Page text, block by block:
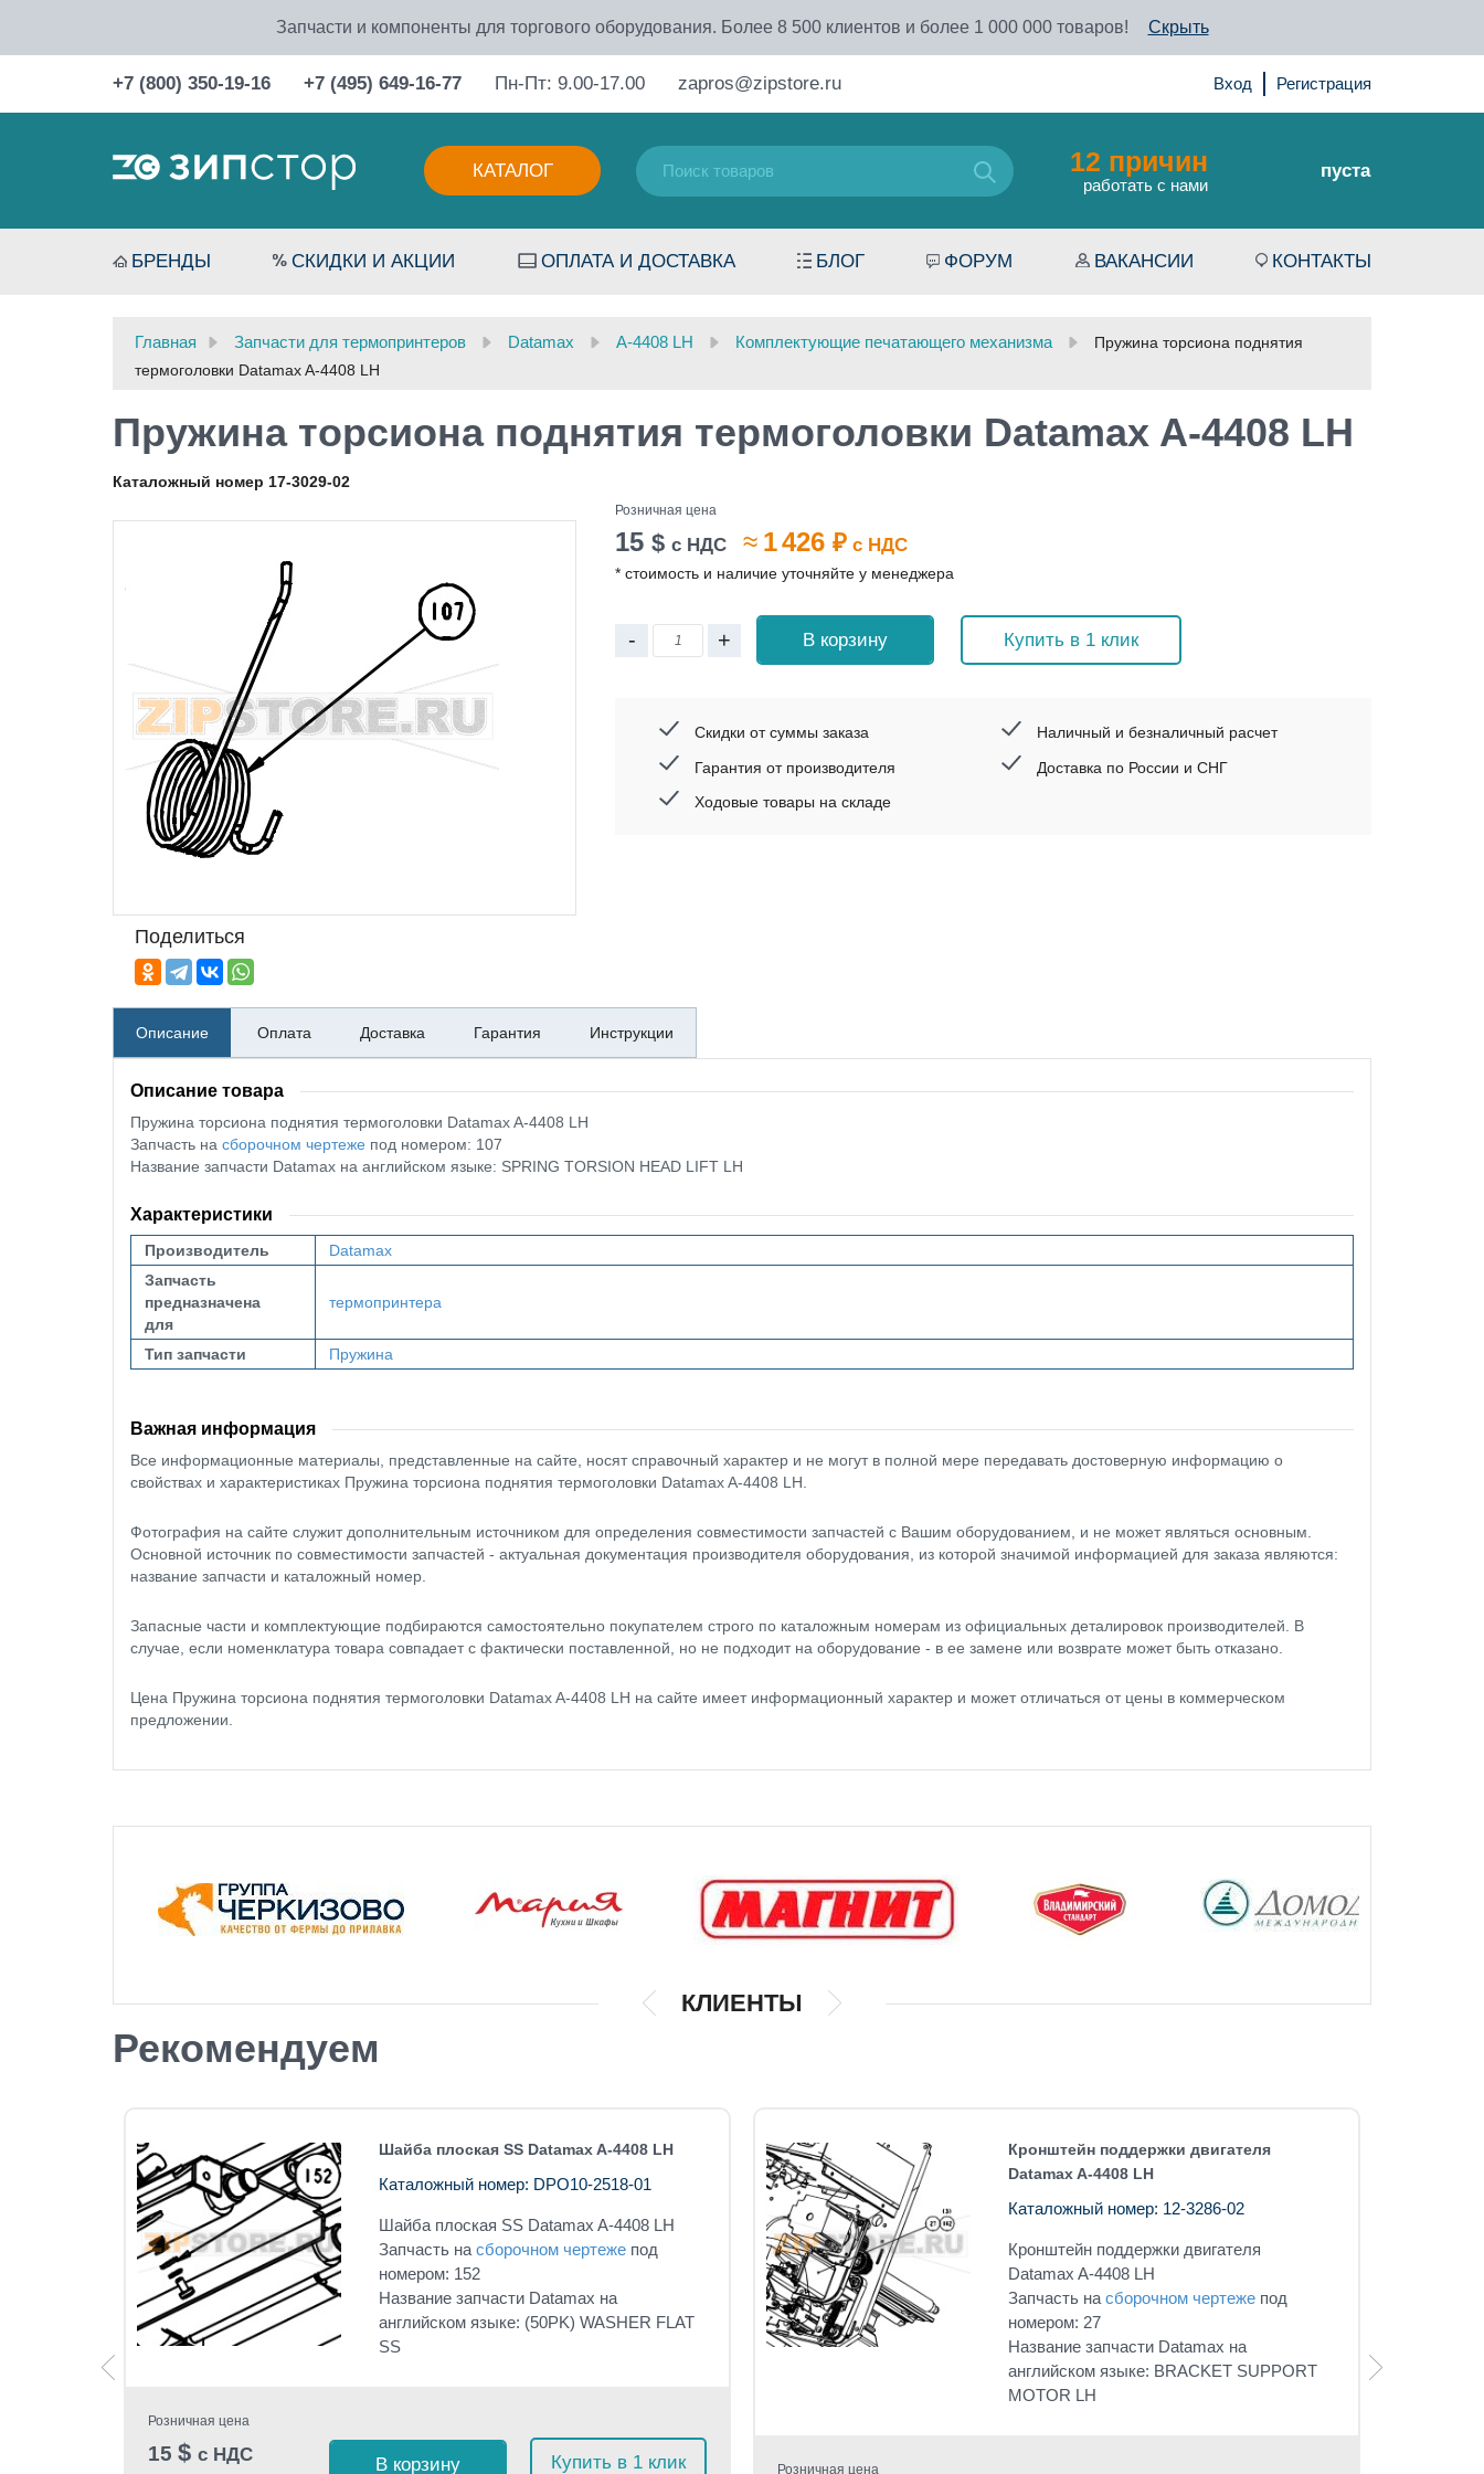
Запчасти и компоненты для торгового оборудования. Более 8 500 клиентов и более 1 000 000 товаров! Скрыть
+7 (800) 350-19-16 +7 (495) 649-16-77 Пн-Пт: 9.00-17.00 zapros@zipstore.ru Вход Регистрация
КАТАЛОГ 12 причин
работать с нами
пуста
БРЕНДЫ СКИДКИ И АКЦИИ ОПЛАТА И ДОСТАВКА БЛОГ ФОРУМ ВАКАНСИИ КОНТАКТЫ
Главная Запчасти для термопринтеров Datamax A-4408 LH Комплектующие печатающего механизма
Пружина торсиона поднятия
термоголовки Datamax A-4408 LH
Пружина торсиона поднятия термоголовки Datamax A-4408 LH
Каталожный номер 17-3029-02
Поделиться
Розничная цена
15 $ с НДС ≈ 1 426 ₽ с НДС
* стоимость и наличие уточняйте у менеджера
- + В корзину Купить в 1 клик
Скидки от суммы заказа
Гарантия от производителя
Ходовые товары на складе
Наличный и безналичный расчет
Доставка по России и СНГ
Описание Оплата Доставка Гарантия Инструкции
Описание товара
Пружина торсиона поднятия термоголовки Datamax A-4408 LH
Запчасть на сборочном чертеже под номером: 107
Название запчасти Datamax на английском языке: SPRING TORSION HEAD LIFT LH
Характеристики
Производитель
Datamax
Запчасть
предназначена
для
термопринтера
Тип запчасти Пружина
Важная информация
Все информационные материалы, представленные на сайте, носят справочный характер и не могут в полной мере передавать достоверную информацию о
свойствах и характеристиках Пружина торсиона поднятия термоголовки Datamax A-4408 LH.
Фотография на сайте служит дополнительным источником для определения совместимости запчастей с Вашим оборудованием, и не может являться основным.
Основной источник по совместимости запчастей - актуальная документация производителя оборудования, из которой значимой информацией для заказа являются:
название запчасти и каталожный номер.
Запасные части и комплектующие подбираются самостоятельно покупателем строго по каталожным номерам из официальных деталировок производителей. В
случае, если номенклатура товара совпадает с фактически поставленной, но не подходит на оборудование - в ее замене или возврате может быть отказано.
Цена Пружина торсиона поднятия термоголовки Datamax A-4408 LH на сайте имеет информационный характер и может отличаться от цены в коммерческом
предложении.
КЛИЕНТЫ
Рекомендуем
Шайба плоская SS Datamax A-4408 LH
Каталожный номер: DPO10-2518-01
Шайба плоская SS Datamax A-4408 LH
Запчасть на сборочном чертежепод
номером: 152
Название запчасти Datamax на
английском языке: (50PK) WASHER FLAT
SS
Розничная цена
15 $ с НДС В корзину Купить в 1 клик
Кронштейн поддержки двигателя
Datamax A-4408 LH
Каталожный номер: 12-3286-02
Кронштейн поддержки двигателя
Datamax A-4408 LH
Запчасть на сборочном чертежепод
номером: 27
Название запчасти Datamax на
английском языке: BRACKET SUPPORT
MOTOR LH
Розничная цена